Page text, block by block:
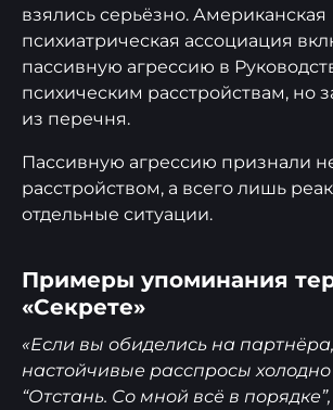
взялись серьёзно. Американская
психиатрическая ассоциация
пассивную агрессию в
психическим расстройствам, но
из перечня.
Пассивную агрессию признали
расстройством, а всего лишь
отдельные ситуации.
Примеры упоминания
«Секрете»
«Если вы обиделись на
настойчивые расспросы холодно
“Отстань. Со мной всё в порядке”,